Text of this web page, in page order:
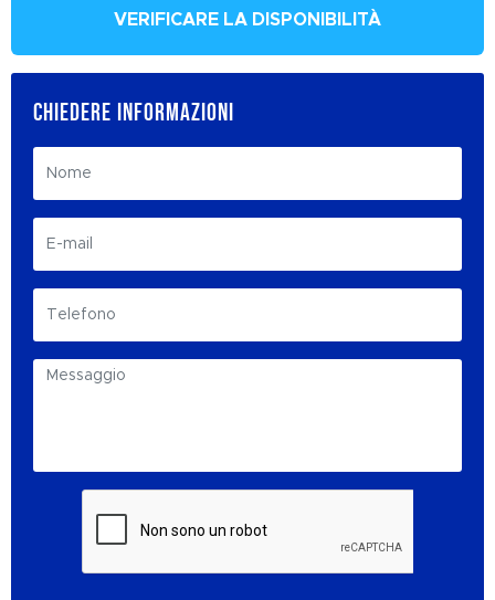
VERIFICARE LA DISPONIBILITÀ
CHIEDERE INFORMAZIONI